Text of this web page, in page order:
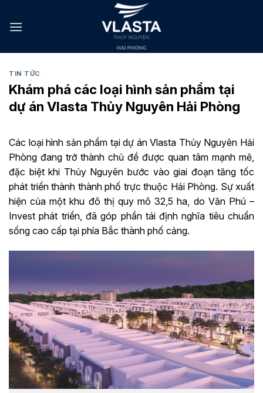
TIN TỨC
Khám phá các loại hình sản phẩm tại
dự án Vlasta Thủy Nguyên Hải Phòng
Các loại hình sản phẩm tại dự án Vlasta Thủy Nguyên Hải
Phòng đang trở thành chủ đề được quan tâm mạnh mẽ,
đặc biệt khi Thủy Nguyên bước vào giai đoạn tăng tốc
phát triển thành thành phố trực thuộc Hải Phòng. Sự xuất
hiện của một khu đô thị quy mô 32,5 ha, do Văn Phú –
Invest phát triển, đã góp phần tái định nghĩa tiêu chuẩn
sống cao cấp tại phía Bắc thành phố cảng.